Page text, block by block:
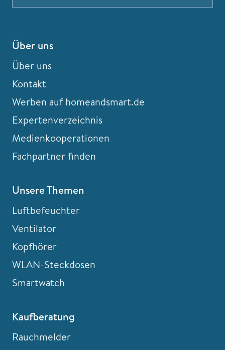
Über uns
Über uns
Kontakt
Werben auf homeandsmart.de
Expertenverzeichnis
Medienkooperationen
Fachpartner finden
Unsere Themen
Luftbefeuchter
Ventilator
Kopfhörer
WLAN-Steckdosen
Smartwatch
Kaufberatung
Rauchmelder